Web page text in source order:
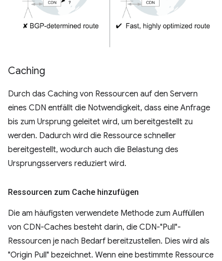
Caching
Durch das Caching von Ressourcen auf den Servern
eines CDN entfällt die Notwendigkeit, dass eine Anfrage
bis zum Ursprung geleitet wird, um bereitgestellt zu
werden. Dadurch wird die Ressource schneller
bereitgestellt, wodurch auch die Belastung des
Ursprungsservers reduziert wird.
Ressourcen zum Cache hinzufügen
Die am häufigsten verwendete Methode zum Auffüllen
von CDN-Caches besteht darin, die CDN-"Pull"-
Ressourcen je nach Bedarf bereitzustellen. Dies wird als
"Origin Pull" bezeichnet. Wenn eine bestimmte Ressource